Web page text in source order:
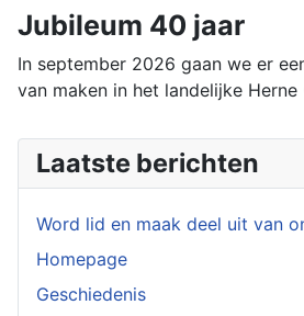
Jubileum 40 jaar
In september 2026 gaan we er
van maken in het landelijke
Laatste berichten
Word lid en maak deel uit van
Homepage
Geschiedenis